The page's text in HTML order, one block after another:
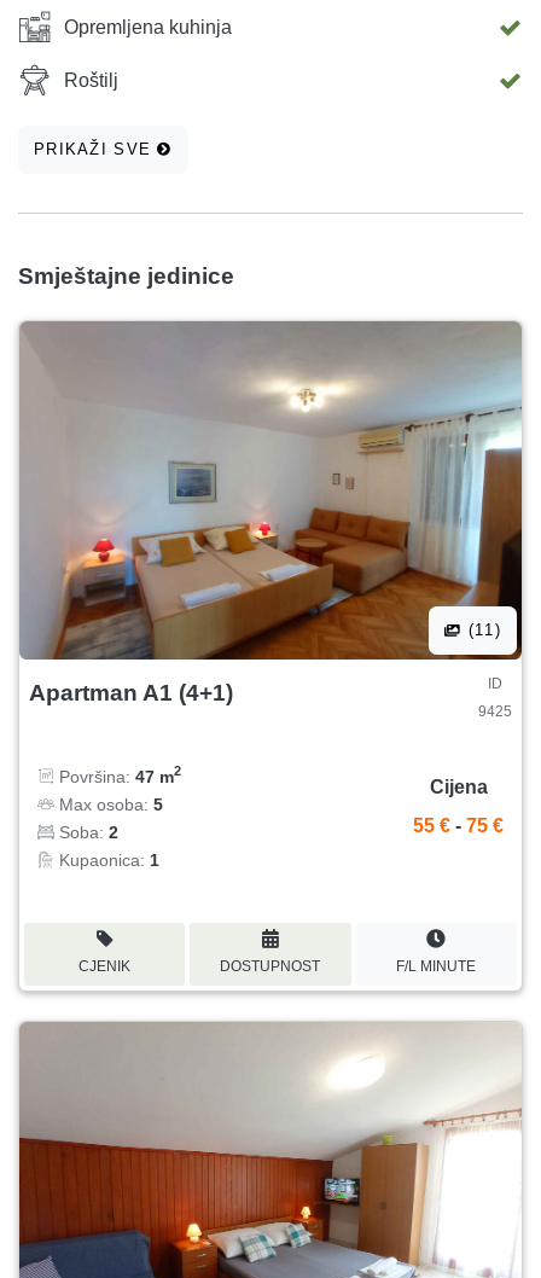
Opremljena kuhinja
Roštilj
PRIKAŽI SVE
Smještajne jedinice
(11)
Apartman A1 (4+1)
ID
9425
Površina: 47 m2
Max osoba: 5
Soba: 2
Kupaonica: 1
Cijena
55 € - 75 €
CJENIK DOSTUPNOST F/L MINUTE